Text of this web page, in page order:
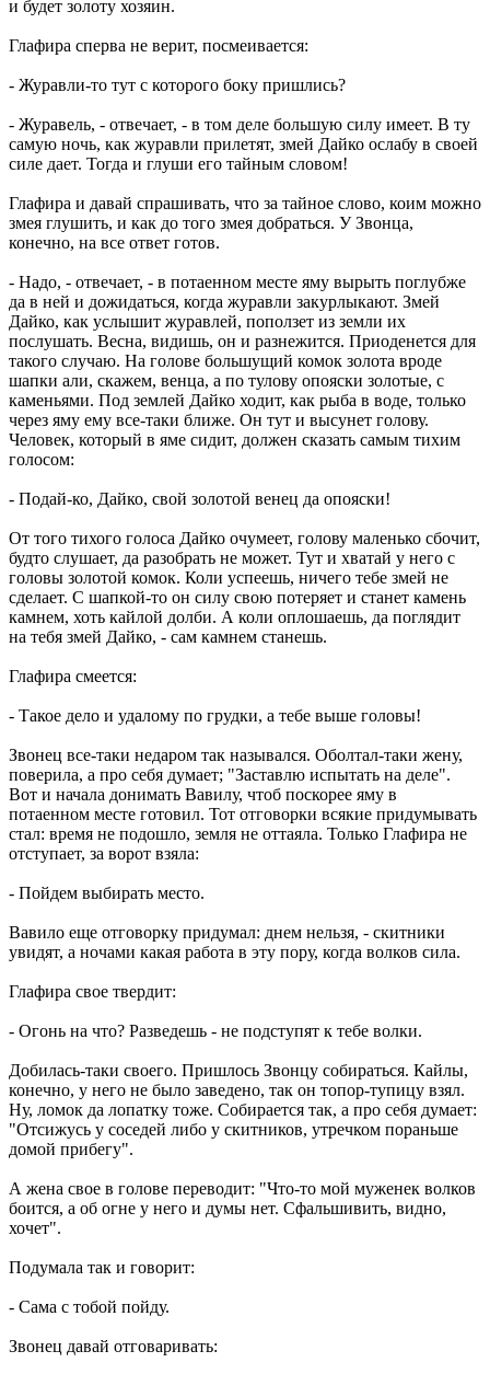
и будет золоту хозяин.
Глафира сперва не верит, посмеивается:
- Журавли-то тут с которого боку пришлись?
- Журавель, - отвечает, - в том деле большую силу имеет. В ту
самую ночь, как журавли прилетят, змей Дайко ослабу в своей
силе дает. Тогда и глуши его тайным словом!
Глафира и давай спрашивать, что за тайное слово, коим можно
змея глушить, и как до того змея добраться. У Звонца,
конечно, на все ответ готов.
- Надо, - отвечает, - в потаенном месте яму вырыть поглубже
да в ней и дожидаться, когда журавли закурлыкают. Змей
Дайко, как услышит журавлей, поползет из земли их
послушать. Весна, видишь, он и разнежится. Приоденется для
такого случаю. На голове большущий комок золота вроде
шапки али, скажем, венца, а по тулову опояски золотые, с
каменьями. Под землей Дайко ходит, как рыба в воде, только
через яму ему все-таки ближе. Он тут и высунет голову.
Человек, который в яме сидит, должен сказать самым тихим
голосом:
- Подай-ко, Дайко, свой золотой венец да опояски!
От того тихого голоса Дайко очумеет, голову маленько сбочит,
будто слушает, да разобрать не может. Тут и хватай у него с
головы золотой комок. Коли успеешь, ничего тебе змей не
сделает. С шапкой-то он силу свою потеряет и станет камень
камнем, хоть кайлой долби. А коли оплошаешь, да поглядит
на тебя змей Дайко, - сам камнем станешь.
Глафира смеется:
- Такое дело и удалому по грудки, а тебе выше головы!
Звонец все-таки недаром так назывался. Оболтал-таки жену,
поверила, а про себя думает; "Заставлю испытать на деле".
Вот и начала донимать Вавилу, чтоб поскорее яму в
потаенном месте готовил. Тот отговорки всякие придумывать
стал: время не подошло, земля не оттаяла. Только Глафира не
отступает, за ворот взяла:
- Пойдем выбирать место.
Вавило еще отговорку придумал: днем нельзя, - скитники
увидят, а ночами какая работа в эту пору, когда волков сила.
Глафира свое твердит:
- Огонь на что? Разведешь - не подступят к тебе волки.
Добилась-таки своего. Пришлось Звонцу собираться. Кайлы,
конечно, у него не было заведено, так он топор-тупицу взял.
Ну, ломок да лопатку тоже. Собирается так, а про себя думает:
"Отсижусь у соседей либо у скитников, утречком пораньше
домой прибегу".
А жена свое в голове переводит: "Что-то мой муженек волков
боится, а об огне у него и думы нет. Сфальшивить, видно,
хочет".
Подумала так и говорит:
- Сама с тобой пойду.
Звонец давай отговаривать: